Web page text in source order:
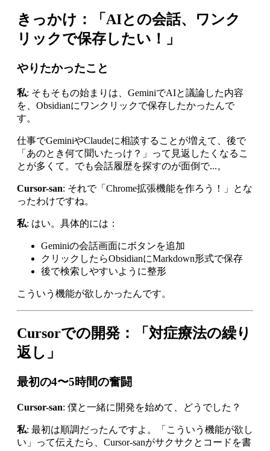
きっかけ：「AIとの会話、ワンク
リックで保存したい！」
やりたかったこと
私: そもそもの始まりは、GeminiでAIと議論した内容
を、Obsidianにワンクリックで保存したかったんで
す。
仕事でGeminiやClaudeに相談することが増えて、後で
「あのとき何て聞いたっけ？」って見返したくなるこ
とが多くて。でも会話履歴を探すのが面倒で...。
Cursor-san: それで「Chrome拡張機能を作ろう！」とな
ったわけですね。
私: はい。具体的には：
Geminiの会話画面にボタンを追加
クリックしたらObsidianにMarkdown形式で保存
後で検索しやすいように整形
こういう機能が欲しかったんです。
Cursorでの開発：「対症療法の繰り
返し」
最初の4〜5時間の奮闘
Cursor-san: 僕と一緒に開発を始めて、どうでした？
私: 最初は順調だったんですよ。「こういう機能が欲し
い」って伝えたら、Cursor-sanがサクサクとコードを書